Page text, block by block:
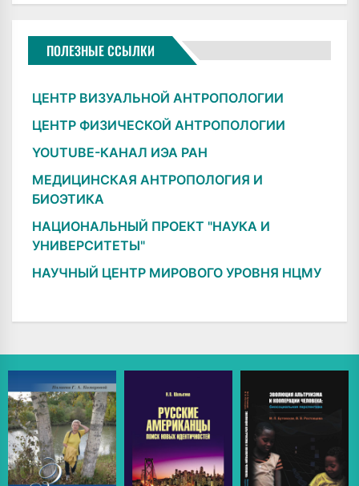
ПОЛЕЗНЫЕ ССЫЛКИ
ЦЕНТР ВИЗУАЛЬНОЙ АНТРОПОЛОГИИ
ЦЕНТР ФИЗИЧЕСКОЙ АНТРОПОЛОГИИ
YOUTUBE-КАНАЛ ИЭА РАН
МЕДИЦИНСКАЯ АНТРОПОЛОГИЯ И
БИОЭТИКА
НАЦИОНАЛЬНЫЙ ПРОЕКТ "НАУКА И
УНИВЕРСИТЕТЫ"
НАУЧНЫЙ ЦЕНТР МИРОВОГО УРОВНЯ НЦМУ